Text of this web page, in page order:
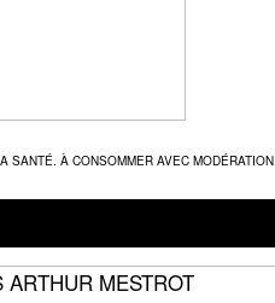
À CONSOMMER AVEC